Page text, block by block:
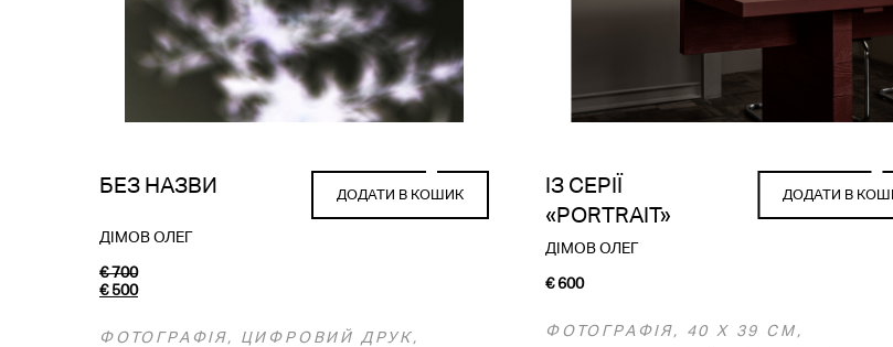
БЕЗ НАЗВИ
ДІМОВ ОЛЕГ
ДОДАТИ В КОШИК
€700
€500
ФОТОГРАФІЯ, ЦИФРОВИЙ ДРУК,
ІЗ СЕРІЇ
«PORTRAIT»
ДІМОВ ОЛЕГ
ДОДАТИ В
€600
ФОТОГРАФІЯ, 40 Х 39 СМ,